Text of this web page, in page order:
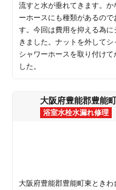
流すと水が垂れてきます。
ーホースにも種類があるの
す。今回は費用を抑える為
きました。ナットを外して
シャワーホースを取り付け
した。
大阪府豊能郡豊
浴室水栓水漏れ修理
大阪府豊能郡豊能町東とき